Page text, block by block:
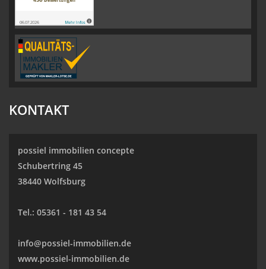
KONTAKT
possiel immobilien concepte
Schubertring 45
38440 Wolfsburg
Tel.: 05361 - 181 43 54
info@possiel-immobilien.de
www.possiel-immobilien.de